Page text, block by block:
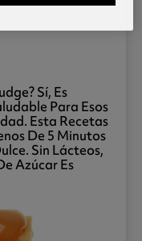
Sí, Es
Para Esos
Esta Recetas
De 5 Minutos
Sin Lácteos,
Azúcar Es